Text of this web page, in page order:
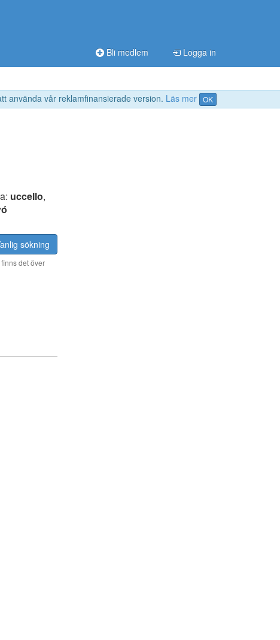
använda vår reklamfinansierade version. Läs mer OK
Bli medlem Logga in
uccello,
sökning
det över